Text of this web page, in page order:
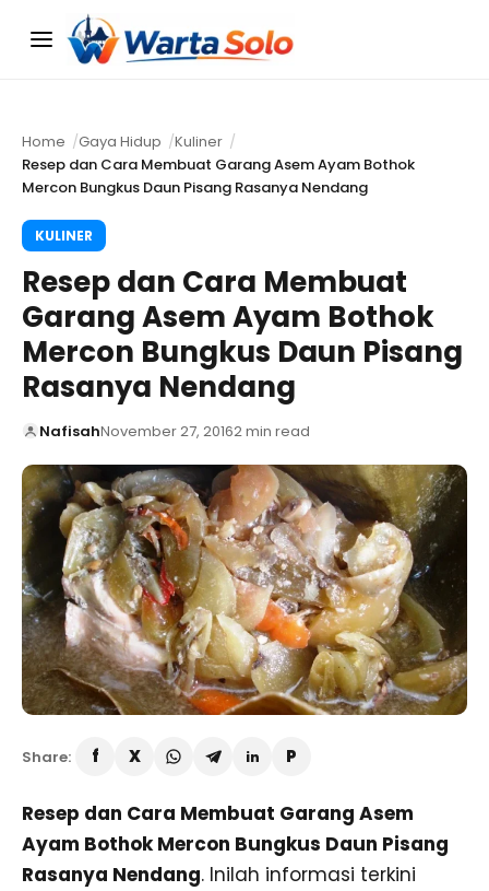
Menu
Home Gaya Hidup
Kuliner
Resep dan Cara Membuat Garang Asem Ayam Bothok
Mercon Bungkus Daun Pisang Rasanya Nendang
KULINER
Resep dan Cara Membuat
Garang Asem Ayam Bothok
Mercon Bungkus Daun Pisang
Rasanya Nendang
NafisahNovember 27, 20162 min read
Share:
Resep dan Cara Membuat Garang Asem
Ayam Bothok Mercon Bungkus Daun Pisang
Rasanya Nendang. Inilah informasi terkini